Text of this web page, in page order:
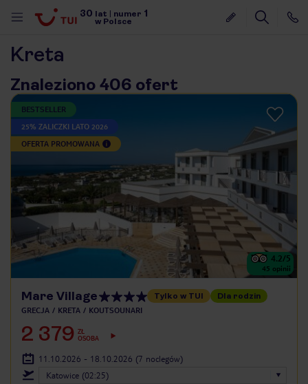
30 lat numer 1
w Polsce
Kreta
Znaleziono 406 ofert
BESTSELLER
25% ZALICZKI LATO 2026
OFERTA PROMOWANA
4.2/5
45 opinii
Mare Village Tylko w TUI Dla rodzin
GRECJA KRETA KOUTSOUNARI
2 379 ZŁ
OSOBA
11.10.2026 - 18.10.2026 (7 noclegów)
Katowice (02:25)